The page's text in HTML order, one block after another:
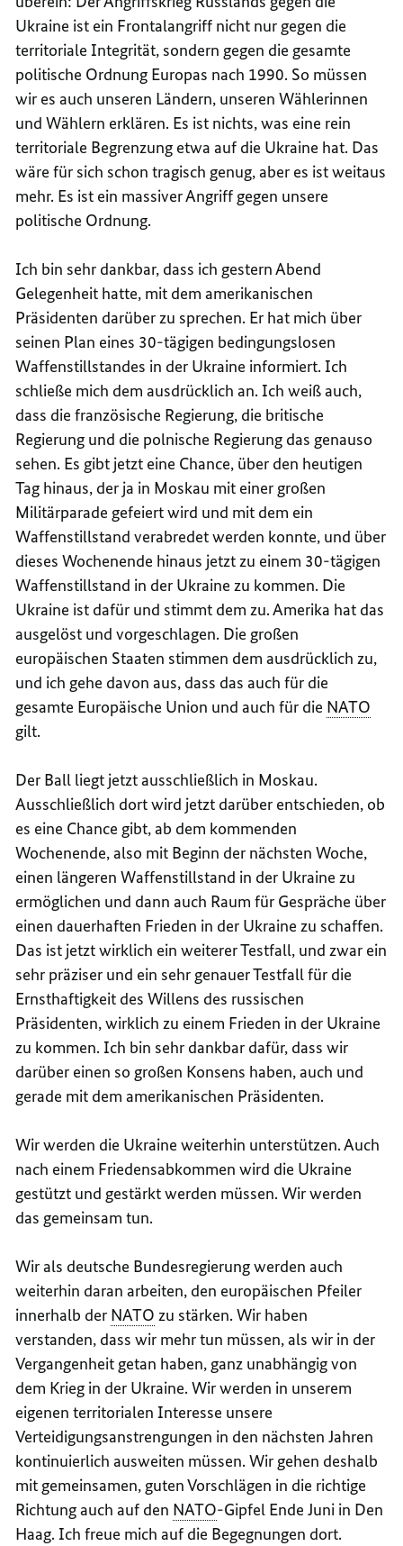
Ukraine ist ein Frontalangriff nicht nur gegen die
territoriale Integrität, sondern gegen die gesamte
politische Ordnung Europas nach 1990. So müssen
wir es auch unseren Ländern, unseren Wählerinnen
und Wählern erklären. Es ist nichts, was eine rein
territoriale Begrenzung etwa auf die Ukraine hat. Das
wäre für sich schon tragisch genug, aber es ist weitaus
mehr. Es ist ein massiver Angriff gegen unsere
politische Ordnung.
Ich bin sehr dankbar, dass ich gestern Abend
Gelegenheit hatte, mit dem amerikanischen
Präsidenten darüber zu sprechen. Er hat mich über
seinen Plan eines 30-tägigen bedingungslosen
Waffenstillstandes in der Ukraine informiert. Ich
schließe mich dem ausdrücklich an. Ich weiß auch,
dass die französische Regierung, die britische
Regierung und die polnische Regierung das genauso
sehen. Es gibt jetzt eine Chance, über den heutigen
Tag hinaus, der ja in Moskau mit einer großen
Militärparade gefeiert wird und mit dem ein
Waffenstillstand verabredet werden konnte, und über
dieses Wochenende hinaus jetzt zu einem 30-tägigen
Waffenstillstand in der Ukraine zu kommen. Die
Ukraine ist dafür und stimmt dem zu. Amerika hat das
ausgelöst und vorgeschlagen. Die großen
europäischen Staaten stimmen dem ausdrücklich zu,
und ich gehe davon aus, dass das auch für die
gesamte Europäische Union und auch für die NATO
gilt.
Der Ball liegt jetzt ausschließlich in Moskau.
Ausschließlich dort wird jetzt darüber entschieden, ob
es eine Chance gibt, ab dem kommenden
Wochenende, also mit Beginn der nächsten Woche,
einen längeren Waffenstillstand in der Ukraine zu
ermöglichen und dann auch Raum für Gespräche über
einen dauerhaften Frieden in der Ukraine zu schaffen.
Das ist jetzt wirklich ein weiterer Testfall, und zwar ein
sehr präziser und ein sehr genauer Testfall für die
Ernsthaftigkeit des Willens des russischen
Präsidenten, wirklich zu einem Frieden in der Ukraine
zu kommen. Ich bin sehr dankbar dafür, dass wir
darüber einen so großen Konsens haben, auch und
gerade mit dem amerikanischen Präsidenten.
Wir werden die Ukraine weiterhin unterstützen. Auch
nach einem Friedensabkommen wird die Ukraine
gestützt und gestärkt werden müssen. Wir werden
das gemeinsam tun.
Wir als deutsche Bundesregierung werden auch
weiterhin daran arbeiten, den europäischen Pfeiler
innerhalb der NATO zu stärken. Wir haben
verstanden, dass wir mehr tun müssen, als wir in der
Vergangenheit getan haben, ganz unabhängig von
dem Krieg in der Ukraine. Wir werden in unserem
eigenen territorialen Interesse unsere
Verteidigungsanstrengungen in den nächsten Jahren
kontinuierlich ausweiten müssen. Wir gehen deshalb
mit gemeinsamen, guten Vorschlägen in die richtige
Richtung auch auf den NATO-Gipfel Ende Juni in Den
Haag. Ich freue mich auf die Begegnungen dort.